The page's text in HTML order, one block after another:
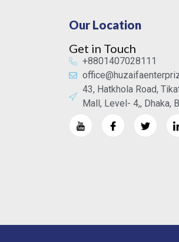
Our Location
Get in Touch
+8801407028111
43, Hatkhola Road,
Mall, Level- 4,, Dhaka,